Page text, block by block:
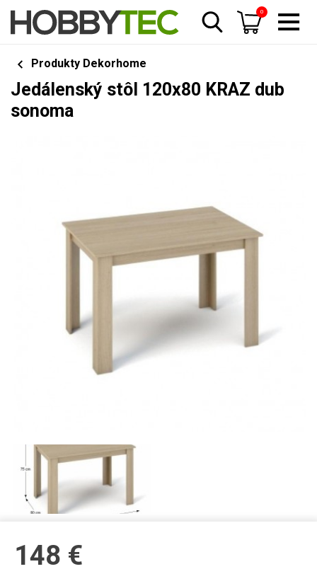
0
Produkty Dekorhome
Jedálenský stôl 120x80 KRAZ dub
sonoma
148 €